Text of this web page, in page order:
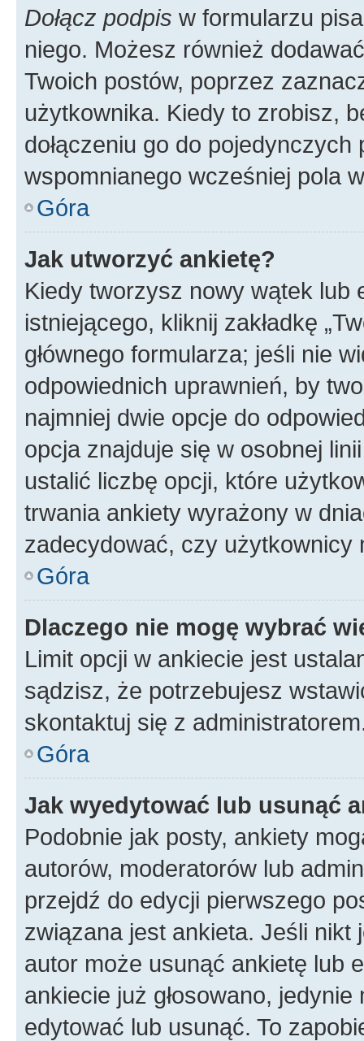
Dołącz podpis w formularzu
niego. Możesz również
Twoich postów, poprzez
użytkownika. Kiedy to zrobisz,
dołączeniu go do
wspomnianego wcześniej pola
Góra
Jak utworzyć ankietę?
Kiedy tworzysz nowy wątek lub
istniejącego, kliknij zakładkę
głównego formularza; jeśli nie
odpowiednich uprawnień, by
najmniej dwie opcje do
opcja znajduje się w osobnej
ustalić liczbę opcji, które
trwania ankiety wyrażony w
zadecydować, czy użytkownicy
Góra
Dlaczego nie mogę wybrać
Limit opcji w ankiecie jest
sądzisz, że potrzebujesz
skontaktuj się z
Góra
Jak wyedytować lub usunąć
Podobnie jak posty, ankiety
autorów, moderatorów lub
przejdź do edycji pierwszego
związana jest ankieta. Jeśli nikt
autor może usunąć ankietę lub
ankiecie już głosowano,
edytować lub usunąć. To